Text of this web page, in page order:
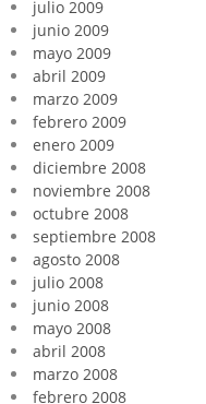
julio 2009
junio 2009
mayo 2009
abril 2009
marzo 2009
febrero 2009
enero 2009
diciembre 2008
noviembre 2008
octubre 2008
septiembre 2008
agosto 2008
julio 2008
junio 2008
mayo 2008
abril 2008
marzo 2008
febrero 2008